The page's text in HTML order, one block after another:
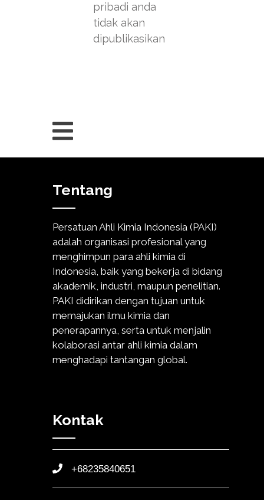
pribadi anda
tidak akan
dipublikasikan
Tentang
Persatuan Ahli Kimia Indonesia (PAKI)
adalah organisasi profesional yang
menghimpun para ahli kimia di
Indonesia, baik yang bekerja di bidang
akademik, industri, maupun penelitian.
PAKI didirikan dengan tujuan untuk
memajukan ilmu kimia dan
penerapannya, serta untuk menjalin
kolaborasi antar ahli kimia dalam
menghadapi tantangan global.
Kontak
+68235840651